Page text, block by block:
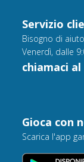
Servizio
Bisogno di
Venerdì, dalle
chiamaci al
Gioca con
Scarica l'app